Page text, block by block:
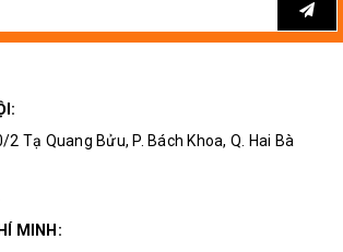
Tạ Quang Bửu, P. Bách Khoa, Q. Hai Bà
MINH: